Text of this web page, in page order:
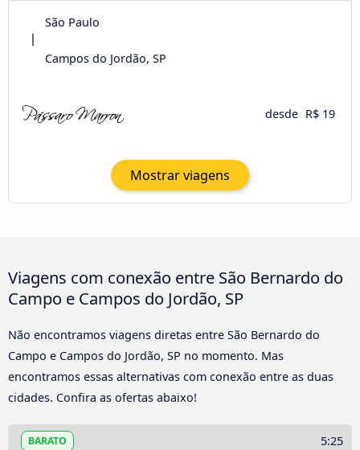
São Paulo
Campos do Jordão, SP
desde R$ 19
Mostrar viagens
Viagens com conexão entre São Bernardo do
Campo e Campos do Jordão, SP
Não encontramos viagens diretas entre São Bernardo do
Campo e Campos do Jordão, SP no momento. Mas
encontramos essas alternativas com conexão entre as duas
cidades. Confira as ofertas abaixo!
BARATO 5:25